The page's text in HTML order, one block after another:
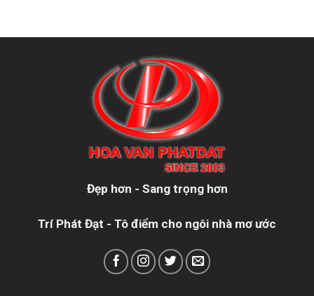
Đẹp hơn - Sang trọng hơn
Trí Phát Đạt - Tô điểm cho ngôi nhà mơ ước